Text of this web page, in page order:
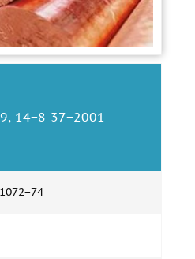
14−8-37−2001